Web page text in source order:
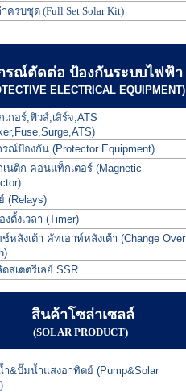
ครบชุด (Full Set Solar Kit)
รณ์ตัดต่อ ป้องกันระบบไฟฟ้า
ELECTRICAL EQUIPMENT)
เกอร์,ฟิวส์,เสิร์จ,ATS
รณ์ป้องกัน (Protector Equipment)
เนติก คอนแท็กเตอร์ (Magnetic
(Relays)
งตั้งเวลา (Timer)
หลังเต้า คัทเอาท์หลังเต้า (Change Over
สเตตรีเลย์ SSR
สินค้าโซล่าเซลล์
(SOLAR PRODUCT)
&ปั๊มน้ำแสงอาทิตย์ (Pump&Solar